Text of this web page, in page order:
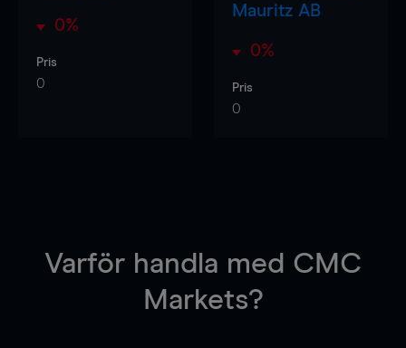
0%
Pris
0
Mauritz AB
0%
Pris
0
Varför handla med CMC
Markets?